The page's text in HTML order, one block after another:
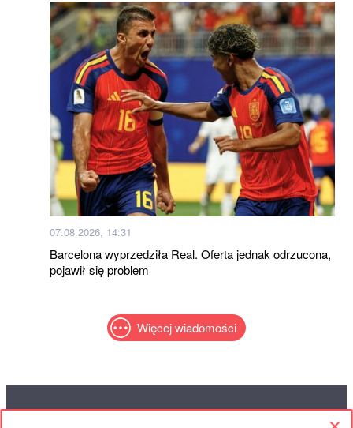
07.08.2026, 14:31
Barcelona wyprzedziła Real. Oferta jednak odrzucona,
pojawił się problem
Więcej wiadomości
REDTRAM